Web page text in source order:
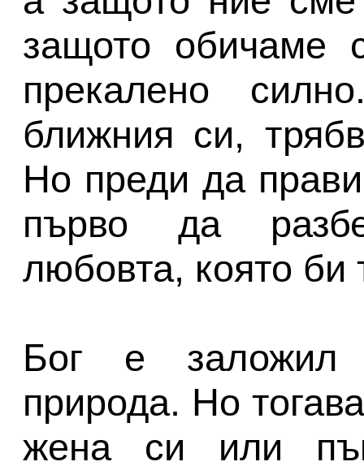
защото обичаме
прекалено
ближния си,
Но преди да
първо да
любовта, която би
Бог е
природа. Но
жена си или